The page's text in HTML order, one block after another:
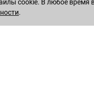
cookie. В любое время
.